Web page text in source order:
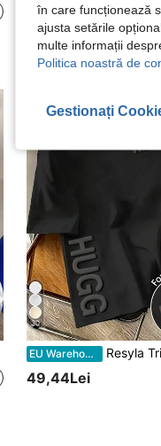
95,90Lei
30
EU Warehouse Resyla Tricou casual la modă pentru bărbați, negru, cu guler rotund,
49,44Lei
în care funcționează
ajusta setările
multe informații
Politica noastră de
Gestionați